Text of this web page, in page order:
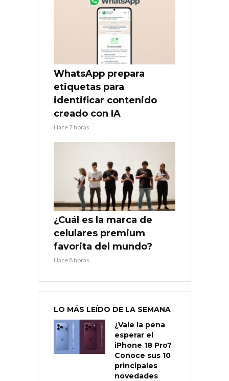
WhatsApp prepara
etiquetas para
identificar contenido
creado con IA
Hace 7 horas
¿Cuál es la marca de
celulares premium
favorita del mundo?
Hace 8 horas
LO MÁS LEÍDO DE LA SEMANA
¿Vale la pena
esperar el
iPhone 18 Pro?
Conoce sus 10
principales
novedades